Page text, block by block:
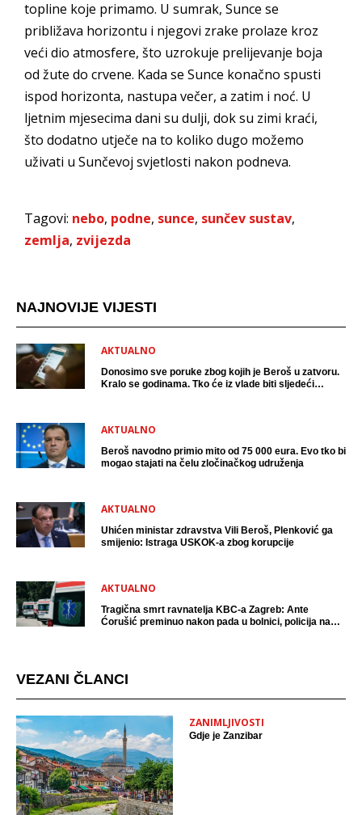
topline koje primamo. U sumrak, Sunce se
približava horizontu i njegovi zrake prolaze kroz
veći dio atmosfere, što uzrokuje prelijevanje boja
od žute do crvene. Kada se Sunce konačno spusti
ispod horizonta, nastupa večer, a zatim i noć. U
ljetnim mjesecima dani su dulji, dok su zimi kraći,
što dodatno utječe na to koliko dugo možemo
uživati u Sunčevoj svjetlosti nakon podneva.
Tagovi: nebo, podne, sunce, sunčev sustav,
zemlja, zvijezda
NAJNOVIJE VIJESTI
AKTUALNO
Donosimo sve poruke zbog kojih je Beroš u zatvoru.
Kralo se godinama. Tko će iz vlade biti sljedeći
AKTUALNO
Beroš navodno primio mito od 75 000 eura. Evo tko bi
mogao stajati na čelu zločinačkog udruženja
AKTUALNO
Uhićen ministar zdravstva Vili Beroš, Plenković ga
smijenio: Istraga USKOK-a zbog korupcije
AKTUALNO
Tragična smrt ravnatelja KBC-a Zagreb: Ante
Ćorušić preminuo nakon pada u bolnici, policija na
VEZANI ČLANCI
ZANIMLJIVOSTI
Gdje je Zanzibar